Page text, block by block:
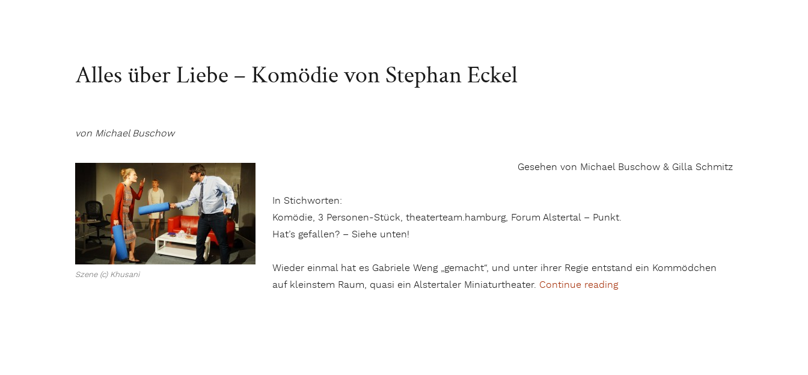
Alles über Liebe – Komödie von Stephan Eckel
von Michael Buschow
Szene (c) Khusani
Gesehen von Michael Buschow & Gilla Schmitz
In Stichworten:
Komödie, 3 Personen-Stück, theaterteam.hamburg, Forum Alstertal – Punkt.
Hat’s gefallen? – Siehe unten!
Wieder einmal hat es Gabriele Weng „gemacht“, und unter ihrer Regie entstand ein Kommödchen
auf kleinstem Raum, quasi ein Alstertaler Miniaturtheater. Continue reading„Alles über Liebe – Komödie von